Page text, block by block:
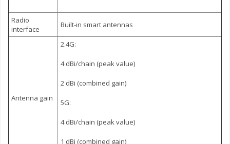
Radio
interface
Built-in smart antennas
Antenna gain
2.4G:
4 dBi/chain (peak value)
2 dBi (combined gain)
5G:
4 dBi/chain (peak value)
1 dBi (combined gain)